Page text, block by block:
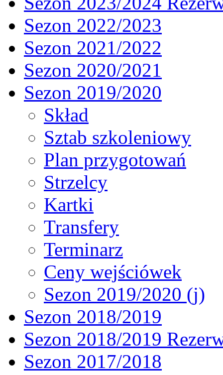
Sezon 2022/2023
Sezon 2021/2022
Sezon 2020/2021
Sezon 2019/2020
Skład
Sztab szkoleniowy
Plan przygotowań
Strzelcy
Kartki
Transfery
Terminarz
Ceny wejściówek
Sezon 2019/2020 (j)
Sezon 2018/2019
Sezon 2018/2019
Sezon 2017/2018